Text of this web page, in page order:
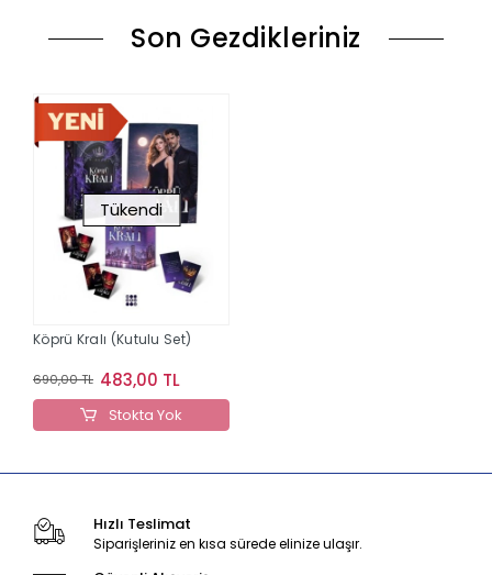
Son Gezdikleriniz
Tükendi
Köprü Kralı (Kutulu Set)
690,00 TL 483,00 TL
Stokta Yok
Hızlı Teslimat
Siparişleriniz en kısa sürede elinize ulaşır.